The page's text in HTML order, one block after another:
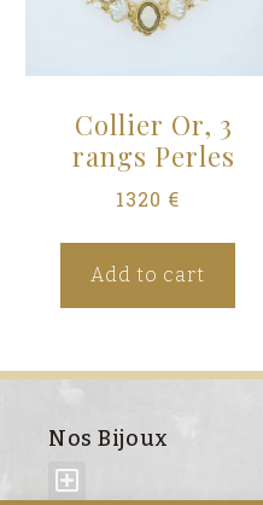
Collier Or, 3
rangs Perles
1320€
Add to cart
Nos Bijoux